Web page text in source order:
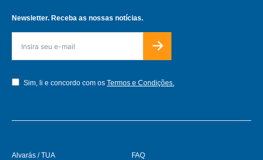
Newsletter. Receba as nossas notícias.
Sim, li e concordo com os Termos e Condições.
Alvarás / TUA
FAQ